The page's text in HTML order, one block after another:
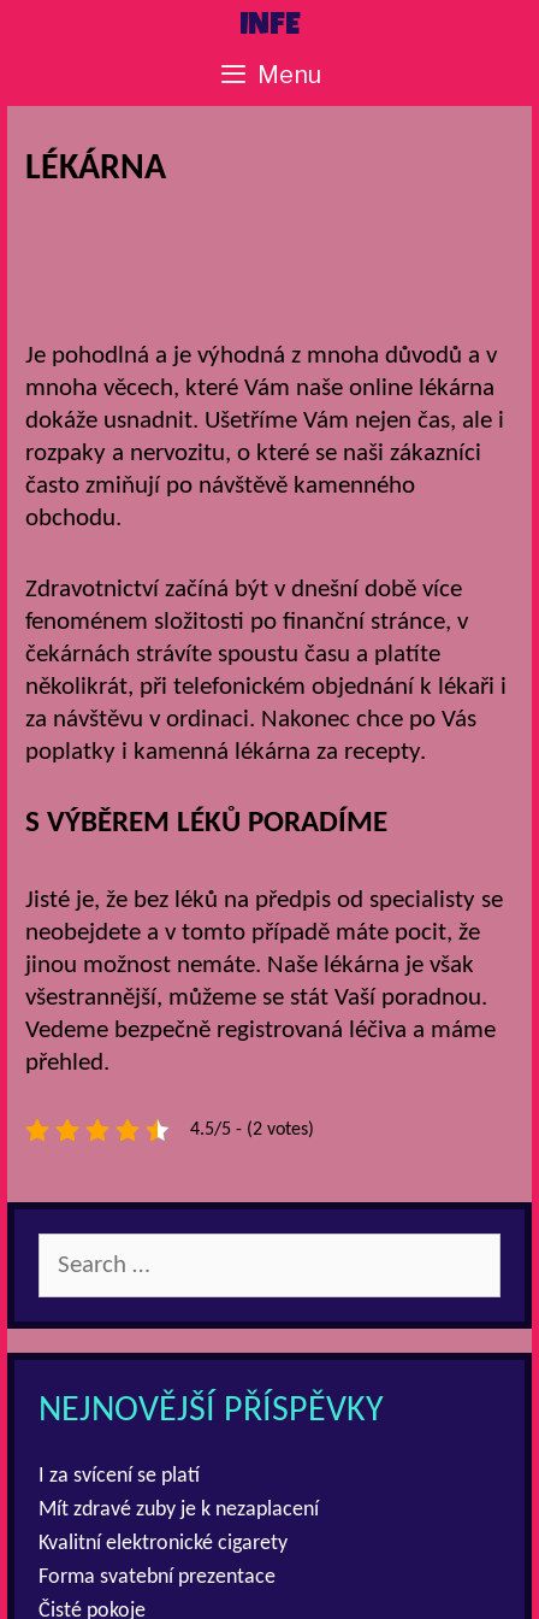
INFE
Menu
LÉKÁRNA
Je pohodlná a je výhodná z mnoha důvodů a v
mnoha věcech, které Vám naše online lékárna
dokáže usnadnit. Ušetříme Vám nejen čas, ale i
rozpaky a nervozitu, o které se naši zákazníci
často zmiňují po návštěvě kamenného
obchodu.
Zdravotnictví začíná být v dnešní době více
fenoménem složitosti po finanční stránce, v
čekárnách strávíte spoustu času a platíte
několikrát, při telefonickém objednání k lékaři i
za návštěvu v ordinaci. Nakonec chce po Vás
poplatky i kamenná lékárna za recepty.
S VÝBĚREM LÉKŮ PORADÍME
Jisté je, že bez léků na předpis od specialisty se
neobejdete a v tomto případě máte pocit, že
jinou možnost nemáte. Naše lékárna je však
všestrannější, můžeme se stát Vaší poradnou.
Vedeme bezpečně registrovaná léčiva a máme
přehled.
4.5/5 - (2 votes)
for:
NEJNOVĚJŠÍ PŘÍSPĚVKY
I za svícení se platí
Mít zdravé zuby je k nezaplacení
Kvalitní elektronické cigarety
Forma svatební prezentace
Čisté pokoje